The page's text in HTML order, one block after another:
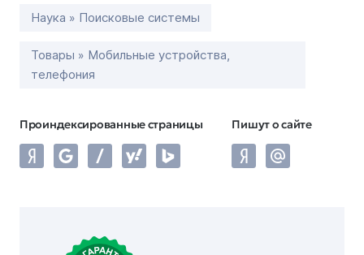
Наука » Поисковые системы
Товары » Мобильные устройства,
телефония
Проиндексированные страницы Пишут о сайте